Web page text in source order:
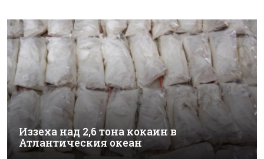
Иззеха над 2,6 тона кокаин в
Атлантическия океан